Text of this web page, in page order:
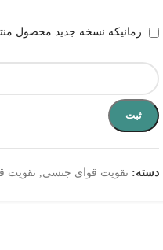
زمانیکه نسخه جدید محصول
ثبت
دسته: تقویت قوای جنسی, تقویت